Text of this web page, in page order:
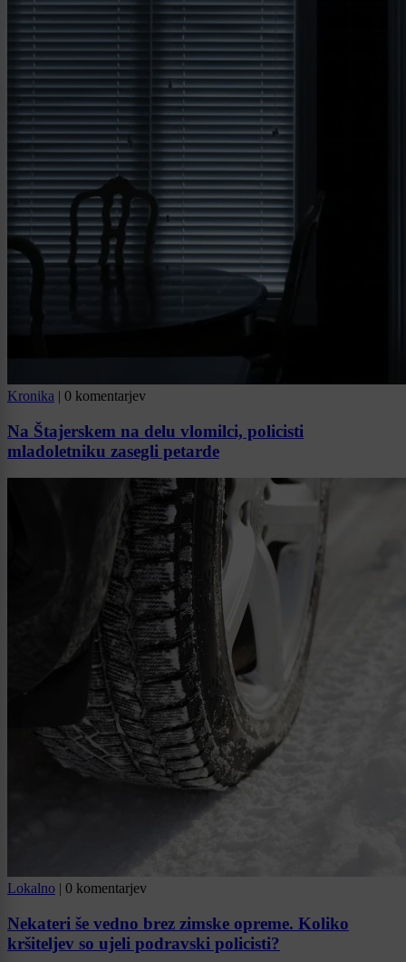
Kronika | 0 komentarjev
Na Štajerskem na delu vlomilci, policisti
mladoletniku zasegli petarde
Lokalno | 0 komentarjev
Nekateri še vedno brez zimske opreme. Koliko
kršiteljev so ujeli podravski policisti?